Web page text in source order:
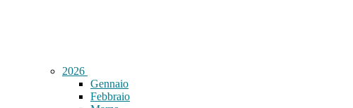
2026
Gennaio
Febbraio